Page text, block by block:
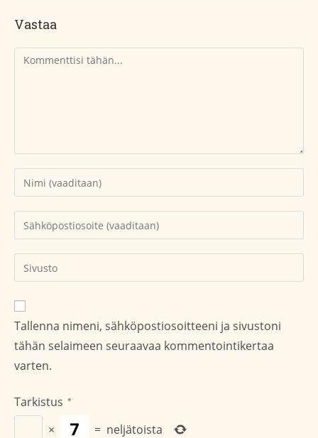
Vastaa
Kommentti
Kirjoita
nimesi
tai
käyttäjätunnuksesi
Kirjoita
sähköpostiosoitteesi
kommentoidaksesi
Kirjoita
sivustosi
verkko-
osoite/URL
(valinnainen)
Tallenna nimeni, sähköpostiosoitteeni ja sivustoni
tähän selaimeen seuraavaa kommentointikertaa
varten.
Tarkistus *
× = neljätoista